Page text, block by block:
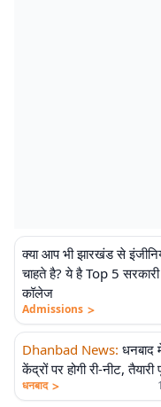
क्या आप भी झारखंड से
चाहते है? ये है Top 5
कॉलेज
Admissions >
Dhanbad News: धनबाद
केंद्रों पर होगी री-नीट, तैयारी
धनबाद >